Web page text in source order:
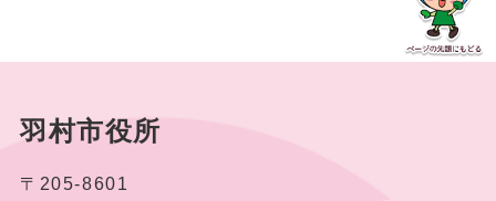
羽村市役所
〒205-8601